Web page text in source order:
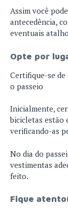
Assim você
antecedência,
eventuais
Opte por
Certifique-se
o passeio
Inicialmente,
bicicletas estão
verificando-as
No dia do
vestimentas
feito.
Fique